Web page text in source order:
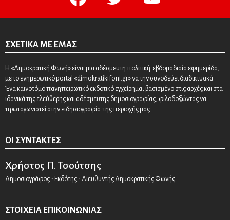
ΣΧΕΤΙΚΆ ΜΕ ΕΜΆΣ
Η «Δημοκρατική Φωνή» είναι μια αδέσμευτη πολιτική εβδομαδιαία εφημερίδα,
με το ενημερωτικό portal «dimokratikifoni.gr» να την συνοδεύει διαδικτυακά.
Ένα καινοτόμο πανηπειρωτικό εκδοτικό εγχείρημα, βασισμένο στις αρχές και στα
ιδανικά της ελεύθερης και αδέσμευτης δημοσιογραφίας, φιλοδοξώντας να
πρωταγωνιστεί στην ειδησιογραφία της περιοχής μας.
ΟΙ ΣΥΝΤΆΚΤΕΣ
Χρήστος Π. Τσούτσης
Δημοσιογράφος - Εκδότης - Διευθυντής Δημοκρατικής Φωνής
ΣΤΟΙΧΕΊΑ ΕΠΙΚΟΙΝΩΝΊΑΣ